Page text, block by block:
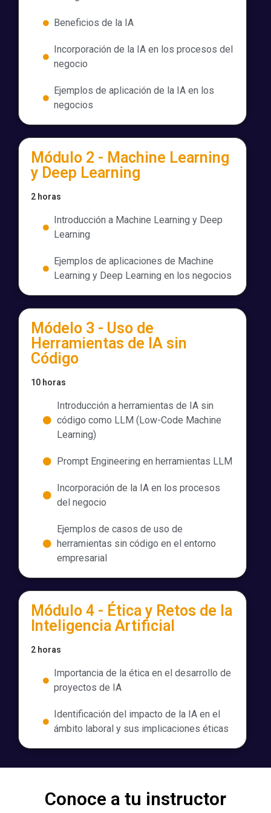
Beneficios de la IA​
Incorporación de la IA en los procesos del
negocio ​
Ejemplos de aplicación de la IA en los
negocios​
Módulo 2 - Machine Learning
y Deep Learning​
2 horas
Introducción a Machine Learning y Deep
Learning​
Ejemplos de aplicaciones de Machine
Learning y Deep Learning en los negocios​
Módelo 3 - Uso de
Herramientas de IA sin
Código​
10 horas
Introducción a herramientas de IA sin
código como LLM (Low-Code Machine
Learning)​
Prompt Engineering en herramientas LLM​
Incorporación de la IA en los procesos
del negocio ​
Ejemplos de casos de uso de
herramientas sin código en el entorno
empresarial​
Módulo 4 - Ética y Retos de la
Inteligencia Artificial​
2 horas
Importancia de la ética en el desarrollo de
proyectos de IA​
Identificación del impacto de la IA en el
ámbito laboral y sus implicaciones éticas​
Conoce a tu instructor